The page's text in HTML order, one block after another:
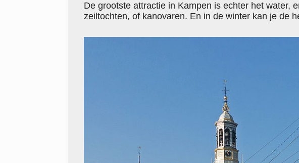
De grootste attractie in Kampen is echter het water,
zeiltochten, of kanovaren. En in de winter kan je de